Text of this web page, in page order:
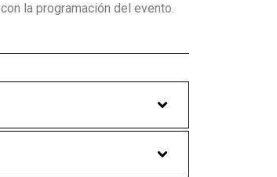
la programación del evento.